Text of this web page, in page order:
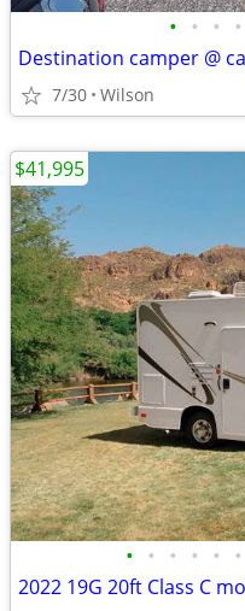
• • • •
Destination camper @
7/30 Wilson
• • • • • •
2022 19G 20ft Class C
$41,995